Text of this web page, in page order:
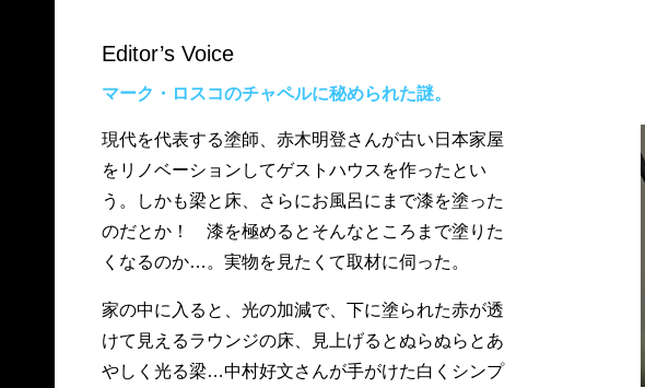
Editor’s Voice
マーク・ロスコのチャペルに秘められた謎。
現代を代表する塗師、赤木明登さんが古い日本家屋
をリノベーションしてゲストハウスを作ったとい
う。しかも梁と床、さらにお風呂にまで漆を塗った
のだとか！ 漆を極めるとそんなところまで塗りた
くなるのか…。実物を見たくて取材に伺った。
家の中に入ると、光の加減で、下に塗られた赤が透
けて見えるラウンジの床、見上げるとぬらぬらとあ
やしく光る梁…中村好文さんが手がけた白くシンプ